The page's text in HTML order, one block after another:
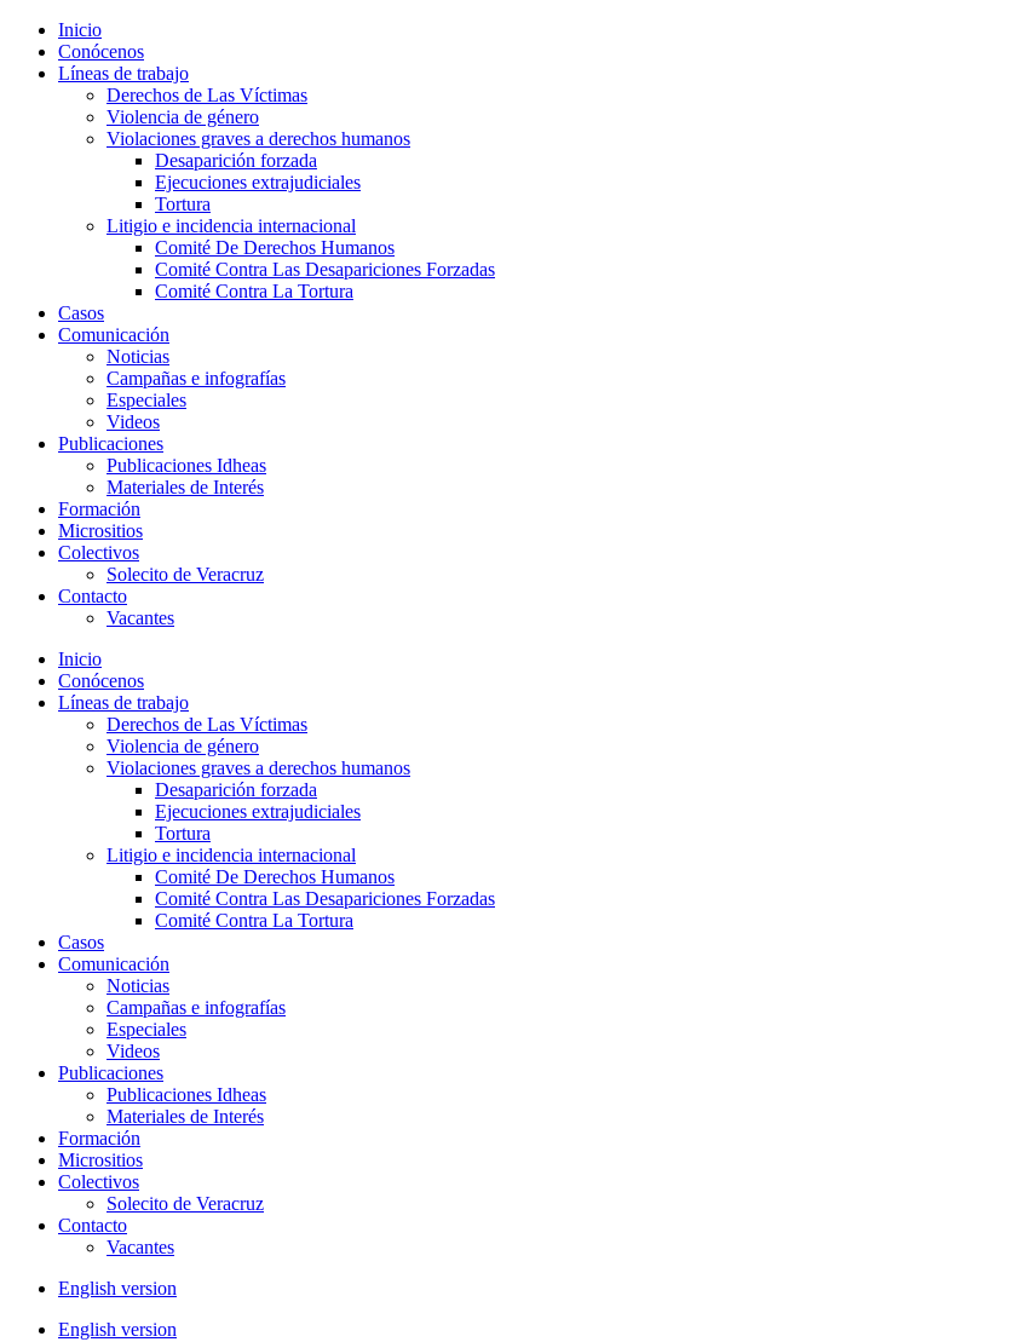
Inicio
Conócenos
Líneas de trabajo
Derechos de Las Víctimas
Violencia de género
Violaciones graves a derechos humanos
Desaparición forzada​
Ejecuciones extrajudiciales
Tortura
Litigio e incidencia internacional
Comité De Derechos Humanos​
Comité Contra Las Desapariciones Forzadas
Comité Contra La Tortura​
Casos
Comunicación
Noticias
Campañas e infografías
Especiales
Videos
Publicaciones
Publicaciones Idheas
Materiales de Interés
Formación
Micrositios
Colectivos
Solecito de Veracruz
Contacto
Vacantes
Inicio
Conócenos
Líneas de trabajo
Derechos de Las Víctimas
Violencia de género
Violaciones graves a derechos humanos
Desaparición forzada​
Ejecuciones extrajudiciales
Tortura
Litigio e incidencia internacional
Comité De Derechos Humanos​
Comité Contra Las Desapariciones Forzadas
Comité Contra La Tortura​
Casos
Comunicación
Noticias
Campañas e infografías
Especiales
Videos
Publicaciones
Publicaciones Idheas
Materiales de Interés
Formación
Micrositios
Colectivos
Solecito de Veracruz
Contacto
Vacantes
English version
English version